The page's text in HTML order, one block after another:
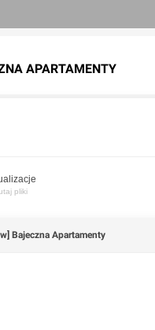
APARTAMENTY
pliki
Bajeczna Apartamenty